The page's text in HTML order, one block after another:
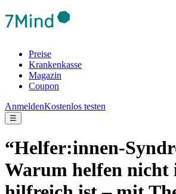
Preise
Krankenkasse
Magazin
Coupon
AnmeldenKostenlos testen
☰
“Helfer:innen-
Warum helfen nicht